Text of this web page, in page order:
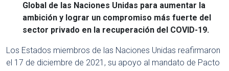
Global de las Naciones Unidas para aumentar la
ambición y lograr un compromiso más fuerte del
sector privado en la recuperación del COVID-19.
Los Estados miembros de las Naciones Unidas reafirmaron
el 17 de diciembre de 2021, su apoyo al mandato de Pacto